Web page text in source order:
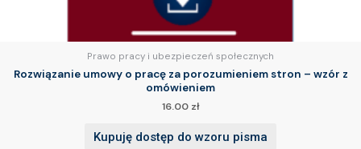
Prawo pracy i ubezpieczeń społecznych
Rozwiązanie umowy o pracę za porozumieniem stron – wzór z
omówieniem
16.00 zł
Kupuję dostęp do wzoru pisma